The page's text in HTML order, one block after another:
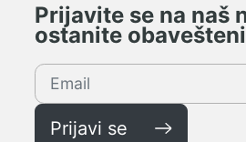
Prijavite se na naš
ostanite
Prijavi se